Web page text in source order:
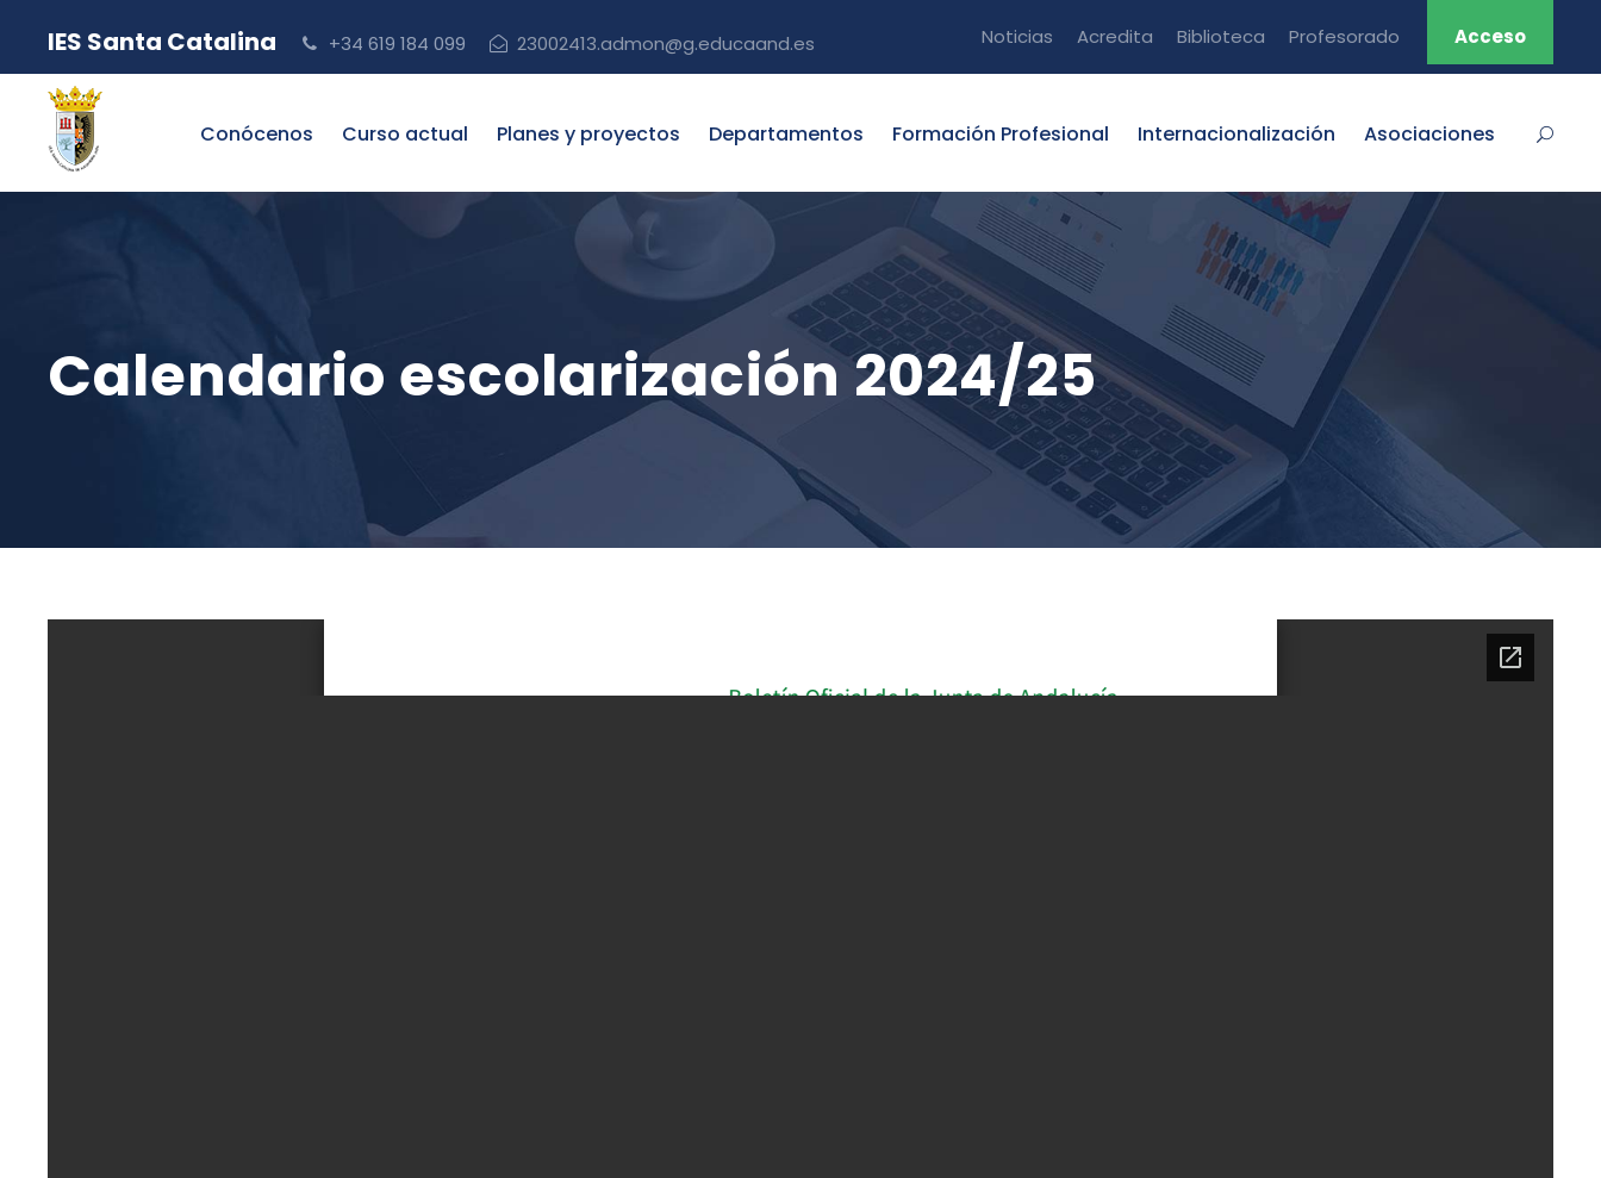
IES Santa Catalina +34 619 184 099 23002413.admon@g.educaand.es Noticias Acredita Biblioteca Profesorado Acceso
Conócenos Curso actual Planes y proyectos Departamentos Formación Profesional Internacionalización Asociaciones
Calendario escolarización 2024/25